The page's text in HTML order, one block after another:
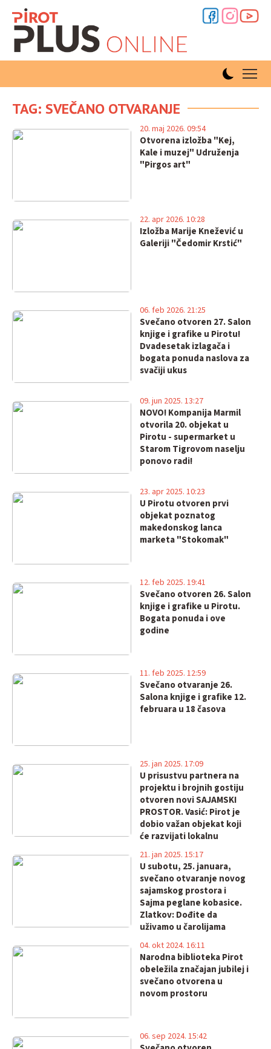
TAG: SVEČANO OTVARANJE
Otvorena izložba "Kej,
Kale i muzej" Udruženja
"Pirgos art"
20. maj 2026. 09:54
Izložba Marije Knežević u
Galeriji "Čedomir Krstić"
22. apr 2026. 10:28
Svečano otvoren 27. Salon
knjige i grafike u Pirotu!
Dvadesetak izlagača i
bogata ponuda naslova za
svačiji ukus
06. feb 2026. 21:25
NOVO! Kompanija Marmil
otvorila 20. objekat u
Pirotu - supermarket u
Starom Tigrovom naselju
ponovo radi!
09. jun 2025. 13:27
U Pirotu otvoren prvi
objekat poznatog
makedonskog lanca
marketa "Stokomak"
23. apr 2025. 10:23
Svečano otvoren 26. Salon
knjige i grafike u Pirotu.
Bogata ponuda i ove
godine
12. feb 2025. 19:41
Svečano otvaranje 26.
Salona knjige i grafike 12.
februara u 18 časova
11. feb 2025. 12:59
U prisustvu partnera na
projektu i brojnih gostiju
otvoren novi SAJAMSKI
PROSTOR. Vasić: Pirot je
dobio važan objekat koji
će razvijati lokalnu
ekonomiju!
25. jan 2025. 17:09
U subotu, 25. januara,
svečano otvaranje novog
sajamskog prostora i
Sajma peglane kobasice.
Zlatkov: Dođite da
uživamo u čarolijama
našeg kraja!
21. jan 2025. 15:17
Narodna biblioteka Pirot
obeležila značajan jubilej i
svečano otvorena u
novom prostoru
04. okt 2024. 16:11
06. sep 2024. 15:42